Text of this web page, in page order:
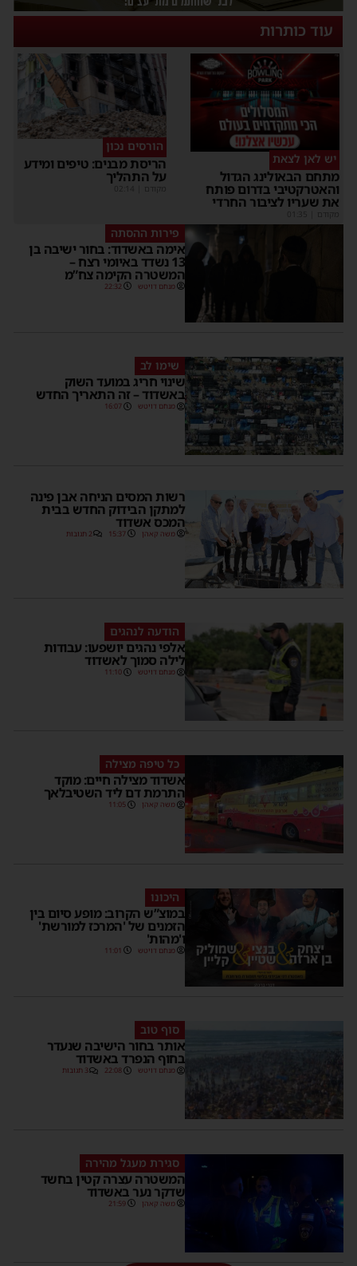
עוד כותרות
יש לאן לצאת
מתחם הבאולינג הגדול
והאטרקטיבי בדרום פותח
את שעריו לציבור החרדי
מקודם
הורסים נכון
הריסת מבנים: טיפים ומידע
על התהליך
מקודם
פירות ההסתה
אימה באשדוד: בחור ישיבה בן
13 נשדד באיומי רצח –
המשטרה הקימה צח”מ
מנחם דויטש 22:32
שימו לב
שינוי חריג במועד השוק
באשדוד – זה התאריך החדש
מנחם דויטש 16:07
רשות המסים הניחה אבן פינה
למתקן הבידוק החדש בבית
המכס אשדוד
משה קאהן 15:37 2 תגובות
הודעה לנהגים
אלפי נהגים יושפעו: עבודות
לילה סמוך לאשדוד
מנחם דויטש 11:10
כל טיפה מצילה
אשדוד מצילה חיים: מוקד
התרמת דם ליד השטיבלאך
משה קאהן 11:05
היכונו
במוצ”ש הקרוב: מופע סיום בין
הזמנים של 'המרכז למורשת'
ו'מהות'
מנחם דויטש 11:01
סוף טוב
אותר בחור הישיבה שנעדר
בחוף הנפרד באשדוד
מנחם דויטש 22:08 3 תגובות
סגירת מעגל מהירה
המשטרה עצרה קטין בחשד
שדקר נער באשדוד
משה קאהן 21:59